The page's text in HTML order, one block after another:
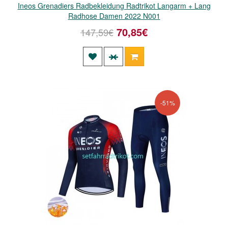
Ineos Grenadiers Radbekleidung Radtrikot Langarm + Lang
Radhose Damen 2022 N001
147,59€ 70,85€
-51%